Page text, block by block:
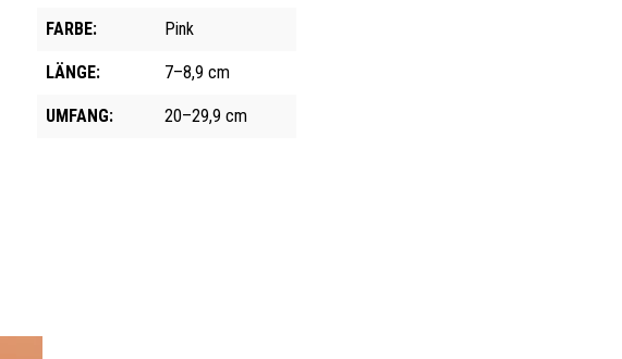
FARBE: Pink
LÄNGE: 7–8,9 cm
UMFANG: 20–29,9 cm